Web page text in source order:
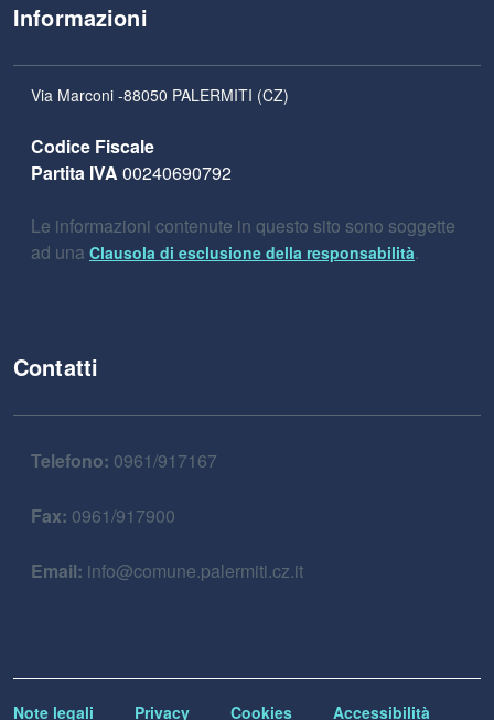
Informazioni
Via Marconi -88050 PALERMITI (CZ)
Codice Fiscale
Partita IVA 00240690792
Le informazioni contenute in questo sito sono soggette
ad una Clausola di esclusione della responsabilità.
Contatti
Telefono: 0961/917167
Fax: 0961/917900
Email: info@comune.palermiti.cz.it
Note legali Privacy Cookies Accessibilità